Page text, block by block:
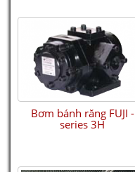
Bơm bánh răng FUJI -
series 3H